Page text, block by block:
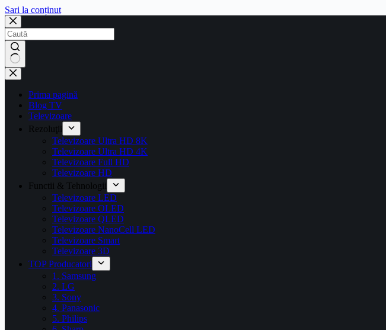
Sari la conținut
Prima pagină
Blog TV
Televizoare
Rezoluţii
Televizoare Ultra HD 8K
Televizoare Ultra HD 4K
Televizoare Full HD
Televizoare HD
Functii & Tehnologii
Televizoare LED
Televizoare OLED
Televizoare QLED
Televizoare NanoCell LED
Televizoare Smart
Televizoare 3D
TOP Producatori
1. Samsung
2. LG
3. Sony
4. Panasonic
5. Philips